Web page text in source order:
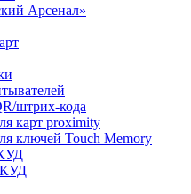
Арсенал»
штрих-кода
карт proximity
ключей Touch Memory